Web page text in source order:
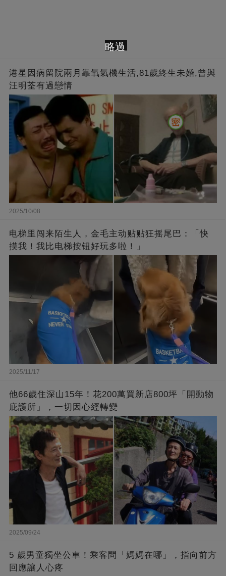
港星因病留院兩月靠氧氣機生活,81歲終生未婚,曾與
汪明荃有過戀情
2025/10/08
电梯里闯来陌生人，金毛主动贴贴狂摇尾巴：「快
摸我！我比电梯按钮好玩多啦！」
2025/11/17
他66歲住深山15年！花200萬買新店800坪「開動物
庇護所」，一切因心經轉變
2025/09/24
5 歲男童獨坐公車！乘客問「媽媽在哪」，指向前方
回應讓人心疼
略過